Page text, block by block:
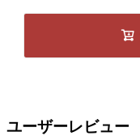
ユーザーレビュー